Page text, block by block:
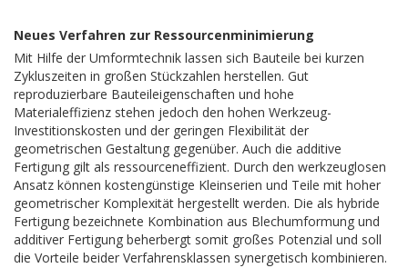
Neues Verfahren zur Ressourcenminimierung
Mit Hilfe der Umformtechnik lassen sich Bauteile bei kurzen
Zykluszeiten in großen Stückzahlen herstellen. Gut
reproduzierbare Bauteileigenschaften und hohe
Materialeffizienz stehen jedoch den hohen Werkzeug-
Investitionskosten und der geringen Flexibilität der
geometrischen Gestaltung gegenüber. Auch die additive
Fertigung gilt als ressourceneffizient. Durch den werkzeuglosen
Ansatz können kostengünstige Kleinserien und Teile mit hoher
geometrischer Komplexität hergestellt werden. Die als hybride
Fertigung bezeichnete Kombination aus Blechumformung und
additiver Fertigung beherbergt somit großes Potenzial und soll
die Vorteile beider Verfahrensklassen synergetisch kombinieren.